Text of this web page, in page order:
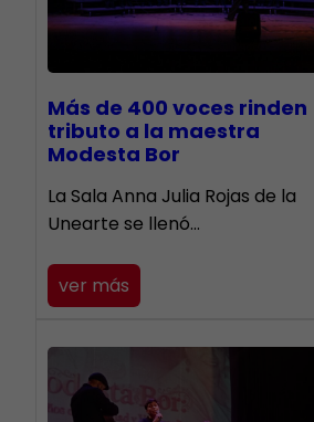
Más de 400 voces rinden
tributo a la maestra
Modesta Bor
​La Sala Anna Julia Rojas de la
Unearte se llenó…
ver más